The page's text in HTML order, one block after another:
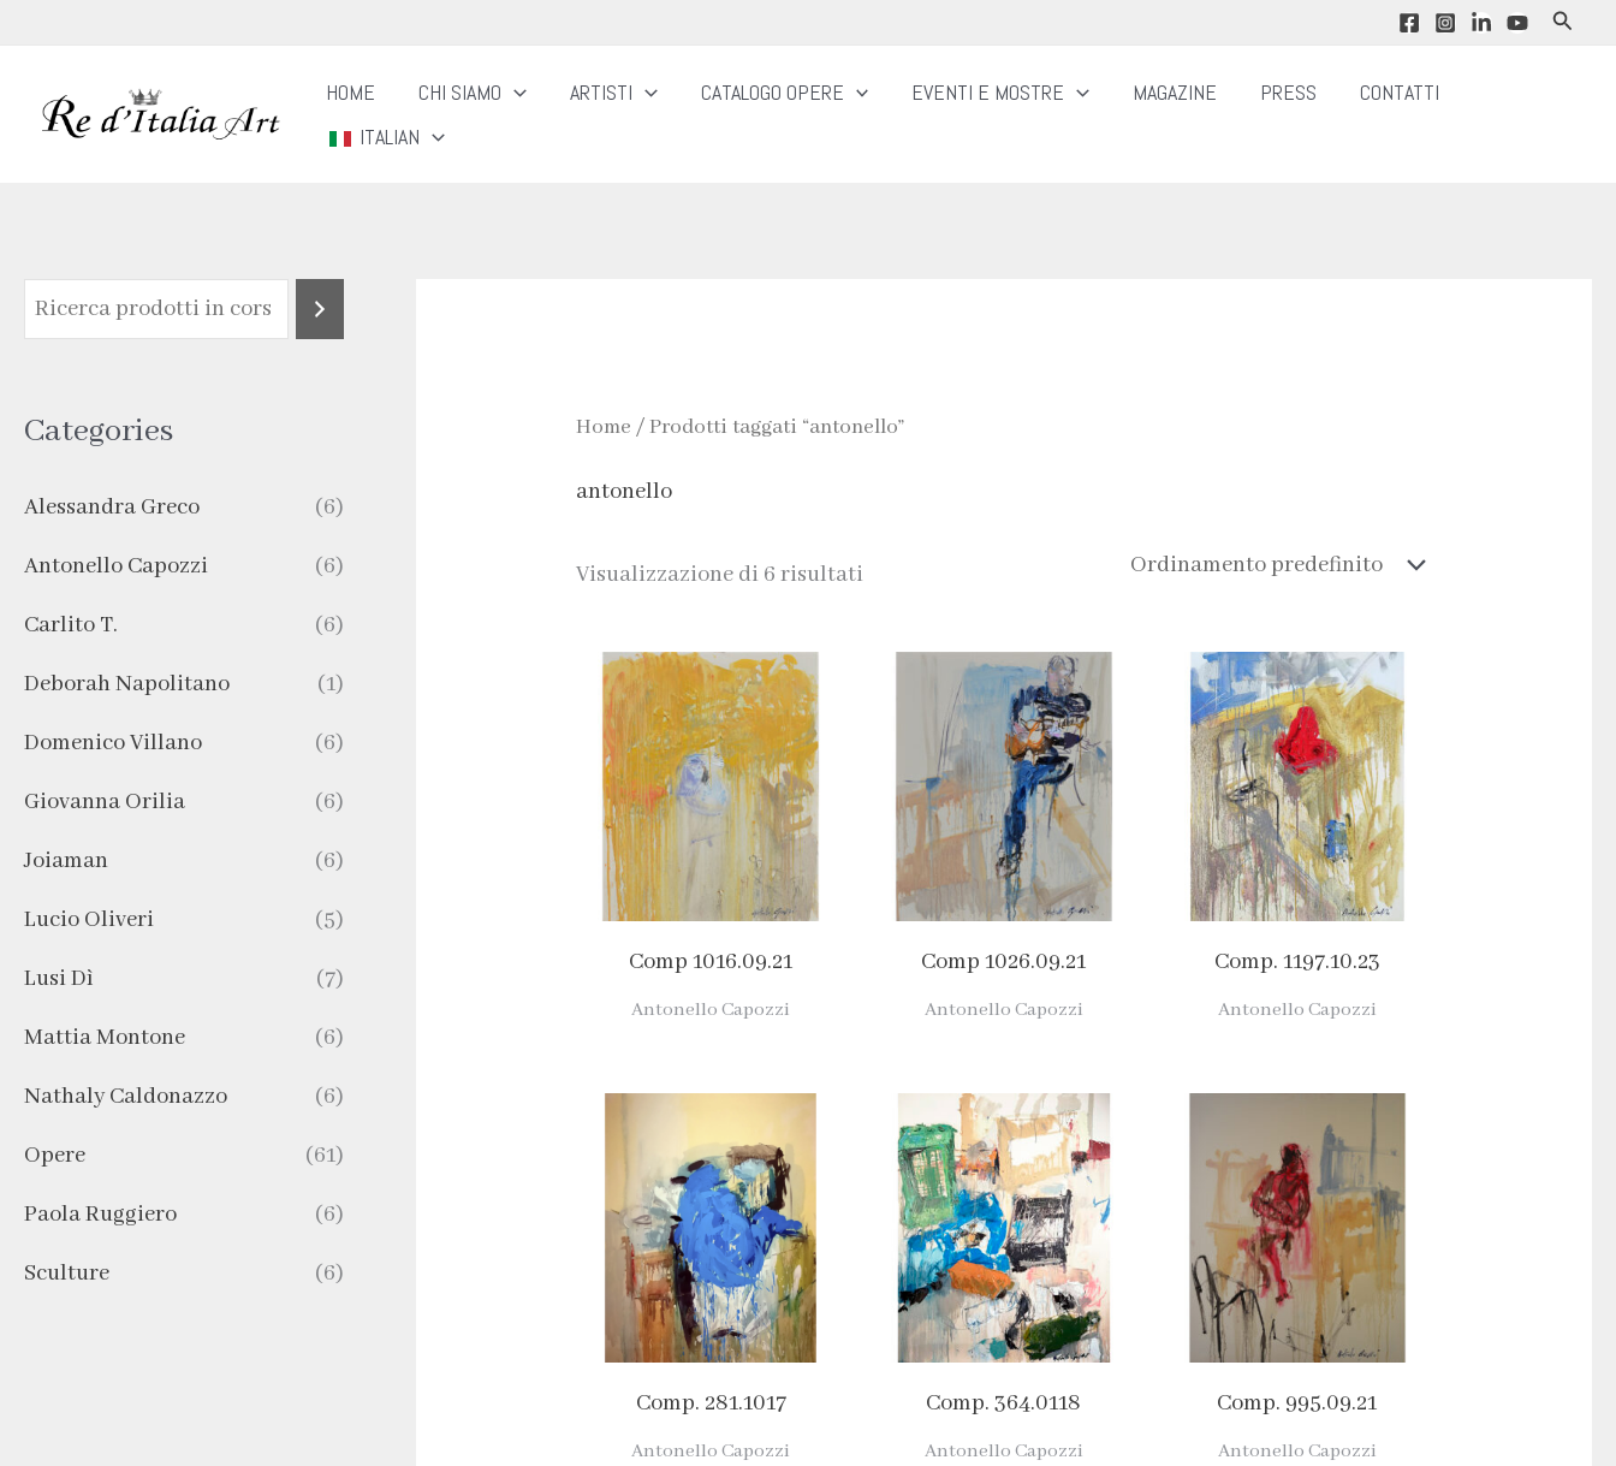
contenuto
Cerca
HOME CHI SIAMO ARTISTI CATALOGO OPERE EVENTI E MOSTRE MAGAZINE PRESS
CONTATTI
ITALIAN
Categories
Alessandra Greco (6)
Antonello Capozzi (6)
Carlito T. (6)
Deborah Napolitano (1)
Domenico Villano (6)
Giovanna Orilia (6)
Joiaman (6)
Lucio Oliveri (5)
Lusi Dì (7)
Mattia Montone (6)
Nathaly Caldonazzo (6)
Opere (61)
Paola Ruggiero (6)
Sculture (6)
Home / Prodotti taggati “antonello”
antonello
Visualizzazione di 6 risultati
Comp 1016.09.21
Antonello Capozzi
Comp 1026.09.21
Antonello Capozzi
Comp. 1197.10.23
Antonello Capozzi
Comp. 281.1017
Antonello Capozzi
Comp. 364.0118
Antonello Capozzi
Comp. 995.09.21
Antonello Capozzi